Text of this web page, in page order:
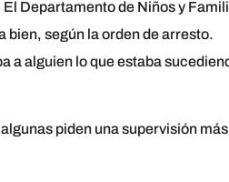
Departamento de Niños y
bien, según la orden de arresto.
a alguien lo que estaba
piden una supervisión más